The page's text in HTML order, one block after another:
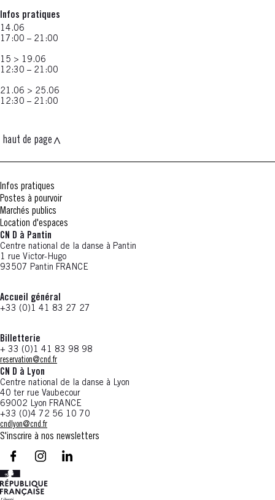
Infos pratiques
14.06
17:00 – 21:00
15 > 19.06
12:30 – 21:00
21.06 > 25.06
12:30 – 21:00
haut de page
Infos pratiques
Postes à pourvoir
Marchés publics
Location d'espaces
CN D à Pantin
Centre national de la danse à Pantin
1 rue Victor-Hugo
93507 Pantin FRANCE
Accueil général
+33 (0)1 41 83 27 27
Billetterie
+ 33 (0)1 41 83 98 98
reservation@cnd.fr
CN D à Lyon
Centre national de la danse à Lyon
40 ter rue Vaubecour
69002 Lyon FRANCE
+33 (0)4 72 56 10 70
cndlyon@cnd.fr
S'inscrire à nos newsletters
facebook - CN D - Nouvelle fenêtre
instagram - CN D - Nouvelle fenêtre
LinkedIn - CN D - Nouvelle fenêtre